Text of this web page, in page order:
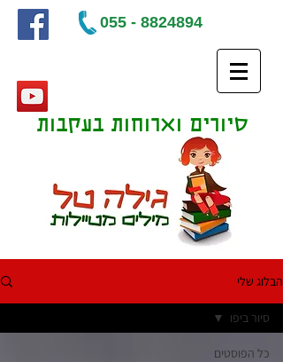
055 - 8824894
סיורים וארוחות בעקבות
הבלוג שלי
כל הפוסטים
סיור ביפו